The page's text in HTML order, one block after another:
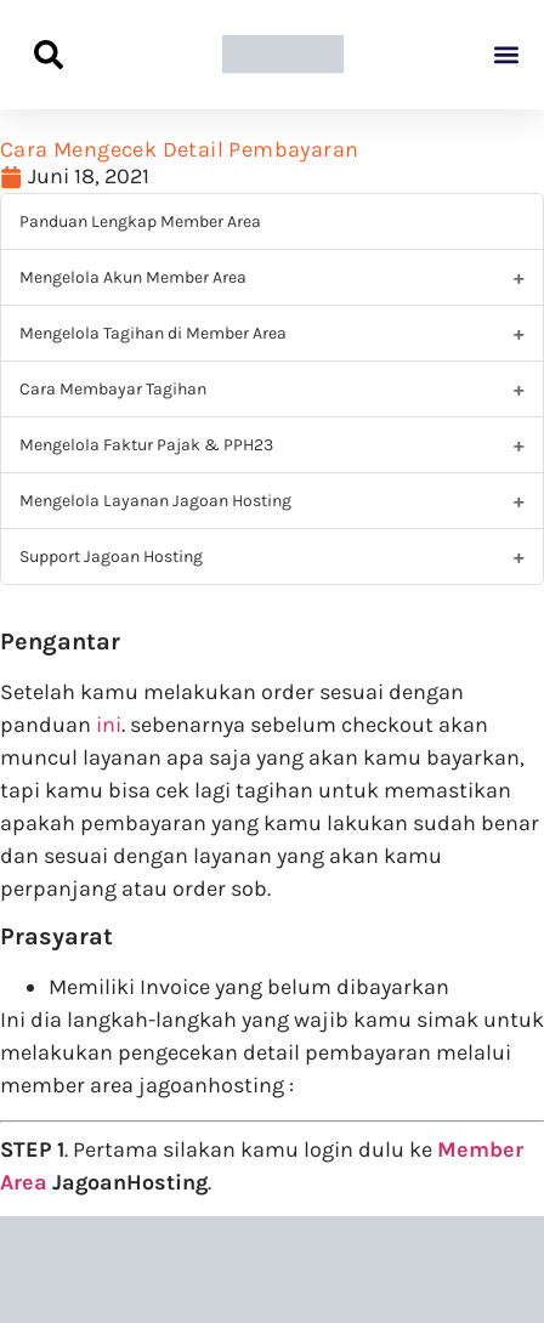
Cara Mengecek Detail Pembayaran
Juni 18, 2021
Panduan Lengkap Member Area
Mengelola Akun Member Area
Mengelola Tagihan di Member Area
Cara Membayar Tagihan
Mengelola Faktur Pajak & PPH23
Mengelola Layanan Jagoan Hosting
Support Jagoan Hosting
Pengantar
Setelah kamu melakukan order sesuai dengan
panduan ini. sebenarnya sebelum checkout akan
muncul layanan apa saja yang akan kamu bayarkan,
tapi kamu bisa cek lagi tagihan untuk memastikan
apakah pembayaran yang kamu lakukan sudah benar
dan sesuai dengan layanan yang akan kamu
perpanjang atau order sob.
Prasyarat
Memiliki Invoice yang belum dibayarkan
Ini dia langkah-langkah yang wajib kamu simak untuk
melakukan pengecekan detail pembayaran melalui
member area jagoanhosting :
STEP 1. Pertama silakan kamu login dulu ke Member
Area JagoanHosting.